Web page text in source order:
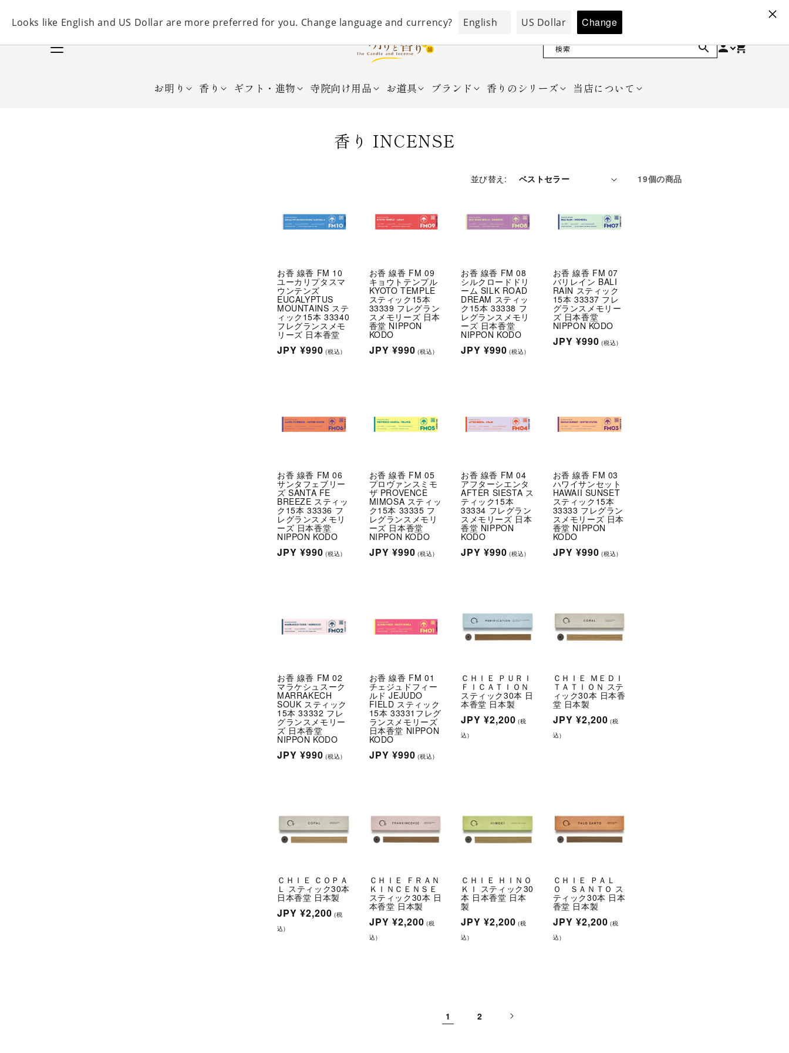
に進む
検索
お明り 香り ギフト・進物 寺院向け用品 お道具 ブランド 香りのシリーズ 当店について
コ
ョ
ン
香り INCENSE
並び替え: 19個の商品
お香 線香 FM 10
ユーカリプタスマ
ウンテンズ
EUCALYPTUS
MOUNTAINS ステ
ィック15本 33340
フレグランスメモ
リーズ 日本香堂
通
JPY ¥990 (税込)
お香 線香 FM 09
キョウトテンプル
KYOTO TEMPLE
スティック15本
33339 フレグラン
スメモリーズ 日本
香堂 NIPPON
KODO
通
JPY ¥990 (税込)
お香 線香 FM 08
シルクロードドリ
ーム SILK ROAD
DREAM スティッ
ク15本 33338 フ
レグランスメモリ
ーズ 日本香堂
NIPPON KODO
通
JPY ¥990 (税込)
お香 線香 FM 07
バリレイン BALI
RAIN スティック
15本 33337 フレ
グランスメモリー
ズ 日本香堂
NIPPON KODO
通
JPY ¥990 (税込)
お香 線香 FM 06
サンタフェブリー
ズ SANTA FE
BREEZE スティッ
ク15本 33336 フ
レグランスメモリ
ーズ 日本香堂
NIPPON KODO
通
JPY ¥990 (税込)
お香 線香 FM 05
プロヴァンスミモ
ザ PROVENCE
MIMOSA スティッ
ク15本 33335 フ
レグランスメモリ
ーズ 日本香堂
NIPPON KODO
通
JPY ¥990 (税込)
お香 線香 FM 04
アフターシエンタ
AFTER SIESTA ス
ティック15本
33334 フレグラン
スメモリーズ 日本
香堂 NIPPON
KODO
通
JPY ¥990 (税込)
お香 線香 FM 03
ハワイサンセット
HAWAII SUNSET
スティック15本
33333 フレグラン
スメモリーズ 日本
香堂 NIPPON
KODO
通
JPY ¥990 (税込)
お香 線香 FM 02
マラケシュスーク
MARRAKECH
SOUK スティック
15本 33332 フレ
グランスメモリー
ズ 日本香堂
NIPPON KODO
通
JPY ¥990 (税込)
お香 線香 FM 01
チェジュドフィー
ルド JEJUDO
FIELD スティック
15本 33331フレグ
ランスメモリーズ
日本香堂 NIPPON
KODO
通
JPY ¥990 (税込)
ＣＨＩＥ ＰＵＲＩ
ＦＩＣＡＴＩＯＮ
スティック30本 日
本香堂 日本製
通
常
JPY ¥2,200 (税
込)
ＣＨＩＥ ＭＥＤＩ
ＴＡＴＩＯＮ ステ
ィック30本 日本香
堂 日本製
通
常
JPY ¥2,200 (税
込)
ＣＨＩＥ ＣＯＰＡ
Ｌ スティック30本
日本香堂 日本製
通
常
JPY ¥2,200 (税
込)
ＣＨＩＥ ＦＲＡＮ
ＫＩＮＣＥＮＳＥ
スティック30本 日
本香堂 日本製
通
常
JPY ¥2,200 (税
込)
ＣＨＩＥ ＨＩＮＯ
ＫＩ スティック30
本 日本香堂 日本
製
通
常
JPY ¥2,200 (税
込)
ＣＨＩＥ ＰＡＬ
Ｏ ＳＡＮＴＯ ス
ティック30本 日本
香堂 日本製
通
常
JPY ¥2,200 (税
込)
1 2